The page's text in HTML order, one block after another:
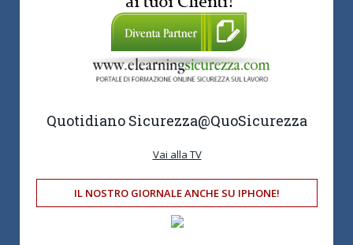
Quotidiano Sicurezza@QuoSicurezza
Vai alla TV
IL NOSTRO GIORNALE ANCHE SU IPHONE!